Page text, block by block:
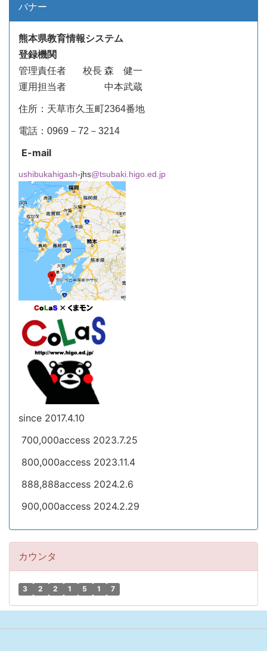
バナー
熊本県教育情報システム
登録機関
管理責任者 校長 森 健一
運用担当者 中本武蔵
住所：天草市久玉町2364番地
電話：0969－72－3214
E-mail
ushibukahigash-jhs@tsubaki.higo.ed.jp
since 2017.4.10
700,000access 2023.7.25
800,000access 2023.11.4
888,888access 2024.2.6
900,000access 2024.2.29
カウンタ
3 2 2 1 5 1 7